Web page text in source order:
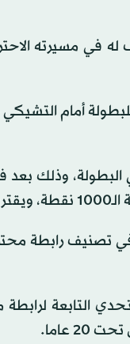
ابن العاصمة الإسبانية
التحدي التابعة
عاما.